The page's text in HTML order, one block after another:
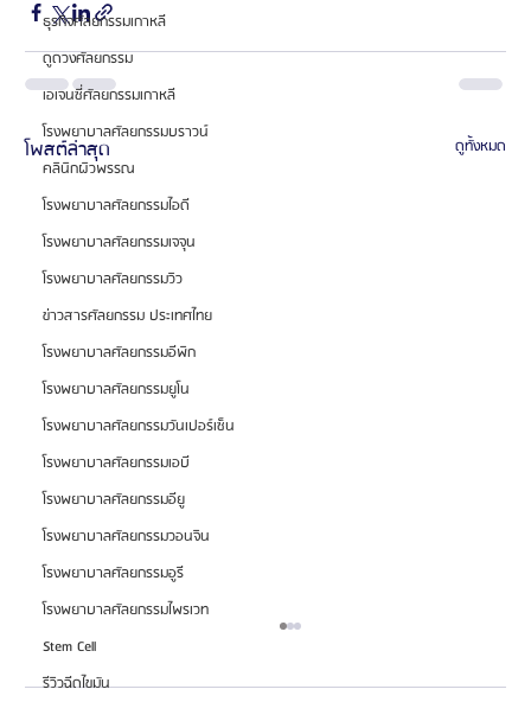
ธุรกิจศัลยกรรมเกาหลี
ดูดวงศัลยกรรม
เอเจนซี่ศัลยกรรมเกาหลี
โรงพยาบาลศัลยกรรมบราวน์
คลินิกผิวพรรณ
โรงพยาบาลศัลยกรรมไอดี
โรงพยาบาลศัลยกรรมเจจุน
โรงพยาบาลศัลยกรรมวิว
ข่าวสารศัลยกรรม ประเทศไทย
โรงพยาบาลศัลยกรรมอีพิก
โรงพยาบาลศัลยกรรมยูโน
โรงพยาบาลศัลยกรรมวันเปอร์เซ็น
โรงพยาบาลศัลยกรรมเอบี
โรงพยาบาลศัลยกรรมอียู
โรงพยาบาลศัลยกรรมวอนจิน
โรงพยาบาลศัลยกรรมอูรี
โรงพยาบาลศัลยกรรมไพรเวท
Stem Cell
รีวิวฉีดไขมัน
โพสต์ล่าสุด ดูทั้งหมด